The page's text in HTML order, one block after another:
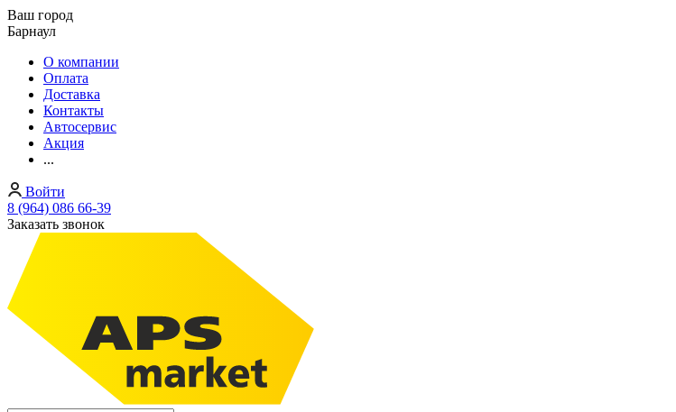
Ваш город
Барнаул
О компании
Оплата
Доставка
Контакты
Автосервис
Акция
...
Войти
8 (964) 086 66-39
Заказать звонок